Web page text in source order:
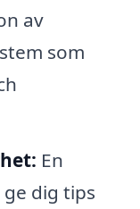
av
som
En
dig tips